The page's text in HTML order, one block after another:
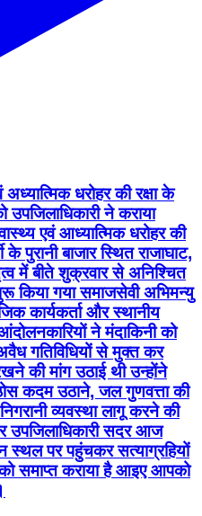
धरोहर की रक्षा के
ने कराया
एवं आध्यात्मिक धरोहर की
पुरानी बाजार स्थित राजाघाट,
में बीते शुक्रवार से अनिश्चित
किया गया समाजसेवी अभिमन्यु
कार्यकर्ता और स्थानीय
ने मंदाकिनी को
गतिविधियों से मुक्त कर
की मांग उठाई थी उन्होंने
कदम उठाने, जल गुणवत्ता की
व्यवस्था लागू करने की
उपजिलाधिकारी सदर आज
स्थल पर पहुंचकर सत्याग्रहियों
समाप्त कराया है आइए आपको